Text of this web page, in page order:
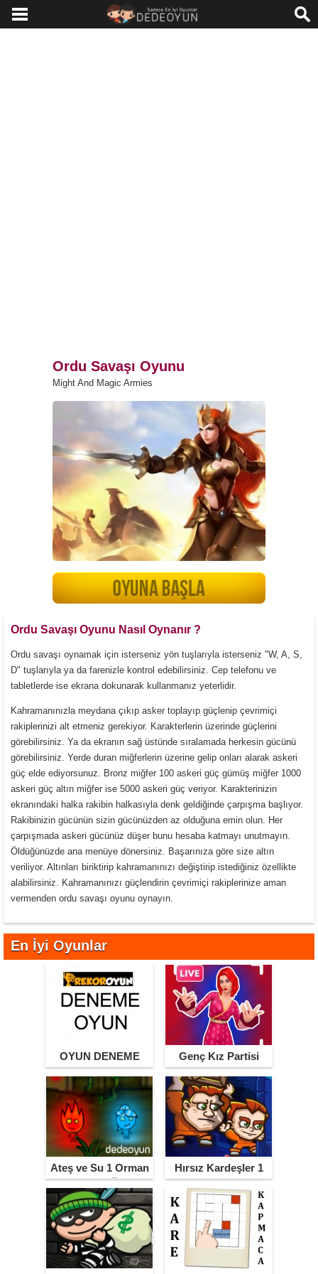
Ordu Savaşı Oyunu
Might And Magic Armies
Ordu Savaşı Oyunu Nasıl Oynanır ?
Ordu savaşı oynamak için isterseniz yön tuşlarıyla isterseniz "W, A, S,
D" tuşlarıyla ya da farenizle kontrol edebilirsiniz. Cep telefonu ve
tabletlerde ise ekrana dokunarak kullanmanız yeterlidir.
Kahramanınızla meydana çıkıp asker toplayıp güçlenip çevrimiçi
rakiplerinizi alt etmeniz gerekiyor. Karakterlerin üzerinde güçlerini
görebilirsiniz. Ya da ekranın sağ üstünde sıralamada herkesin gücünü
görebilirsiniz. Yerde duran miğferlerin üzerine gelip onları alarak askeri
güç elde ediyorsunuz. Bronz miğfer 100 askeri güç gümüş miğfer 1000
askeri güç altın miğfer ise 5000 askeri güç veriyor. Karakterinizin
ekranındaki halka rakibin halkasıyla denk geldiğinde çarpışma başlıyor.
Rakibinizin gücünün sizin gücünüzden az olduğuna emin olun. Her
çarpışmada askeri gücünüz düşer bunu hesaba katmayı unutmayın.
Öldüğünüzde ana menüye dönersiniz. Başarınıza göre size altın
veriliyor. Altınları biriktirip kahramanınızı değiştirip istediğiniz özellikte
alabilirsiniz. Kahramanınızı güçlendirin çevrimiçi rakiplerinize aman
vermenden ordu savaşı oyunu oynayın.
En İyi Oyunlar
OYUN DENEME Genç Kız Partisi
Ateş ve Su 1 Orman
Tapınağı
Hırsız Kardeşler 1